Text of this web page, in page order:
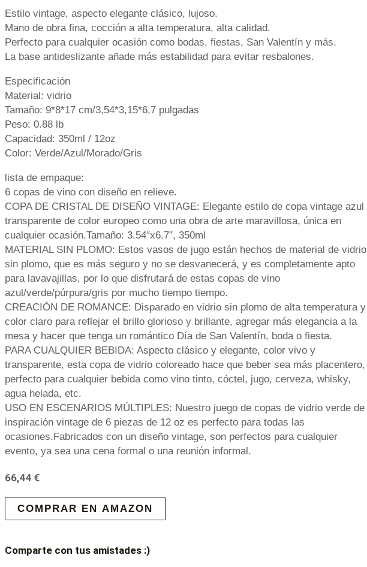
Estilo vintage, aspecto elegante clásico, lujoso.
Mano de obra fina, cocción a alta temperatura, alta calidad.
Perfecto para cualquier ocasión como bodas, fiestas, San Valentín y más.
La base antideslizante añade más estabilidad para evitar resbalones.
Especificación
Material: vidrio
Tamaño: 9*8*17 cm/3,54*3,15*6,7 pulgadas
Peso: 0.88 lb
Capacidad: 350ml / 12oz
Color: Verde/Azul/Morado/Gris
lista de empaque:
6 copas de vino con diseño en relieve.
COPA DE CRISTAL DE DISEÑO VINTAGE: Elegante estilo de copa vintage azul
transparente de color europeo como una obra de arte maravillosa, única en
cualquier ocasión.Tamaño: 3.54″x6.7″, 350ml
MATERIAL SIN PLOMO: Estos vasos de jugo están hechos de material de vidrio
sin plomo, que es más seguro y no se desvanecerá, y es completamente apto
para lavavajillas, por lo que disfrutará de estas copas de vino
azul/verde/púrpura/gris por mucho tiempo tiempo.
CREACIÓN DE ROMANCE: Disparado en vidrio sin plomo de alta temperatura y
color claro para reflejar el brillo glorioso y brillante, agregar más elegancia a la
mesa y hacer que tenga un romántico Día de San Valentín, boda o fiesta.
PARA CUALQUIER BEBIDA: Aspecto clásico y elegante, color vivo y
transparente, esta copa de vidrio coloreado hace que beber sea más placentero,
perfecto para cualquier bebida como vino tinto, cóctel, jugo, cerveza, whisky,
agua helada, etc.
USO EN ESCENARIOS MÚLTIPLES: Nuestro juego de copas de vidrio verde de
inspiración vintage de 6 piezas de 12 oz es perfecto para todas las
ocasiones.Fabricados con un diseño vintage, son perfectos para cualquier
evento, ya sea una cena formal o una reunión informal.
66,44 €
COMPRAR EN AMAZON
Comparte con tus amistades :)